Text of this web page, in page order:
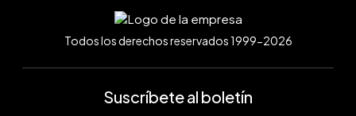
Todos los derechos reservados 1999-2026
Suscríbete al boletín